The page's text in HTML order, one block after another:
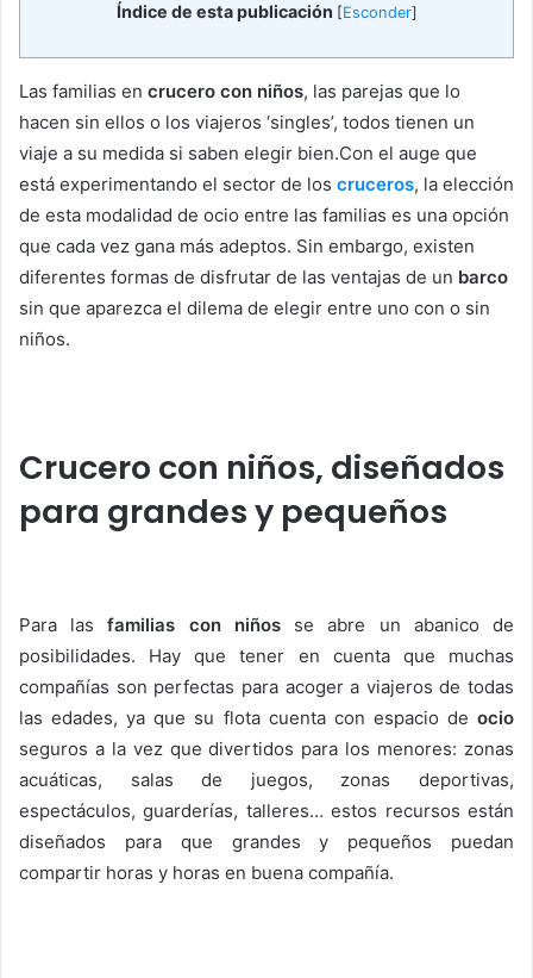
Índice de esta publicación [Esconder]
Las familias en crucero con niños, las parejas que lo
hacen sin ellos o los viajeros ‘singles’, todos tienen un
viaje a su medida si saben elegir bien.Con el auge que
está experimentando el sector de los cruceros, la elección
de esta modalidad de ocio entre las familias es una opción
que cada vez gana más adeptos. Sin embargo, existen
diferentes formas de disfrutar de las ventajas de un barco
sin que aparezca el dilema de elegir entre uno con o sin
niños.
Crucero con niños, diseñados
para grandes y pequeños
Para lasfamilias con niñosse abre un abanico de
posibilidades. Hay que tener en cuenta que muchas
compañías son perfectas para acoger a viajeros de todas
las edades, ya que su flota cuenta con espacio de ocio
seguros a la vez que divertidos para los menores: zonas
acuáticas, salas de juegos, zonas deportivas,
espectáculos, guarderías, talleres… estos recursos están
diseñados para que grandes y pequeños puedan
compartir horas y horas en buena compañía.